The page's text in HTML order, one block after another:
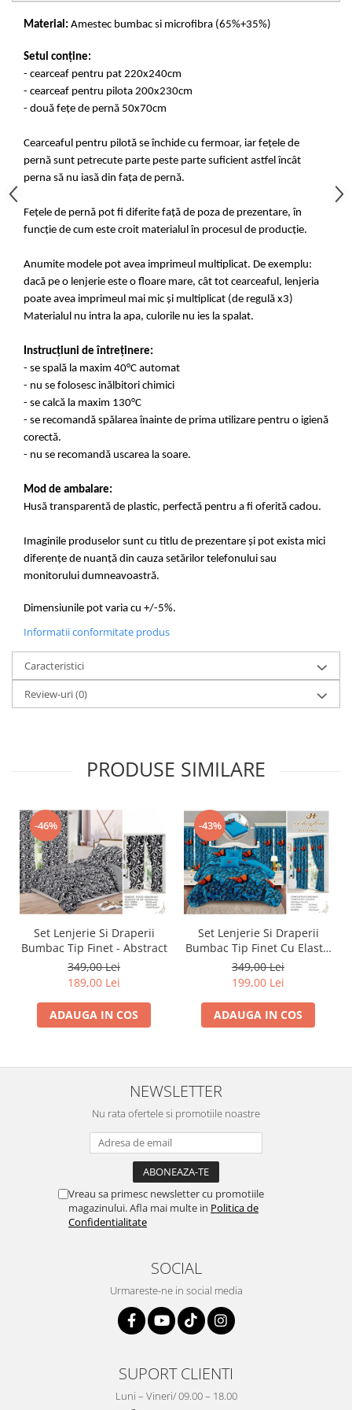
Material: Amestec bumbac si microfibra (65%+35%)
Setul conține:
- cearceaf pentru pat 220x240cm
- cearceaf pentru pilota 200x230cm
- două fețe de pernă 50x70cm
Cearceaful pentru pilotă se închide cu fermoar, iar fețele de
pernă sunt petrecute parte peste parte suficient astfel încât
perna să nu iasă din fața de pernă.
Fețele de pernă pot fi diferite față de poza de prezentare, în
funcție de cum este croit materialul în procesul de producție.
Anumite modele pot avea imprimeul multiplicat. De exemplu:
dacă pe o lenjerie este o floare mare, cât tot cearceaful, lenjeria
poate avea imprimeul mai mic și multiplicat (de regulă x3)
Materialul nu intra la apa, culorile nu ies la spalat.
Instrucțiuni de întreținere:
- se spală la maxim 40°C automat
- nu se folosesc inălbitori chimici
- se calcă la maxim 130°C
- se recomandă spălarea înainte de prima utilizare pentru o igienă
corectă.
- nu se recomandă uscarea la soare.
Mod de ambalare:
Husă transparentă de plastic, perfectă pentru a fi oferită cadou.
Imaginile produselor sunt cu titlu de prezentare și pot exista mici
diferențe de nuanță din cauza setărilor telefonului sau
monitorului dumneavoastră.
Dimensiunile pot varia cu +/-5%.
Informatii conformitate produs
Caracteristici
Review-uri(0)
PRODUSE SIMILARE
-46%
Set Lenjerie Si Draperii
Bumbac Tip Finet - Abstract
349,00 Lei
189,00 Lei
ADAUGA IN COS
-43%
Set Lenjerie Si Draperii
Bumbac Tip Finet Cu Elastic
- Dansul Fluturilor
349,00 Lei
199,00 Lei
ADAUGA IN COS
NEWSLETTER
Nu rata ofertele si promotiile noastre
Vreau sa primesc newsletter cu promotiile
magazinului. Afla mai multe in Politica de
Confidentialitate
SOCIAL
Urmareste-ne in social media
SUPORT CLIENTI
Luni – Vineri/ 09.00 – 18.00